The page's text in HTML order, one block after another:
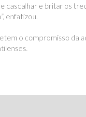
cascalhar e britar os
enfatizou.
o compromisso da